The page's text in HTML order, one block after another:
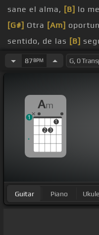
sane el alma, [B] lo
[G#] Otra [Am]
sentido, de las [B]
[Em]demasiado
Para de hoy
en
y le voy[G]a abrir las
más,[E]daré todo
disfrutar mi vida,
87BPM
Am
2 3
1
1
Guitar Piano